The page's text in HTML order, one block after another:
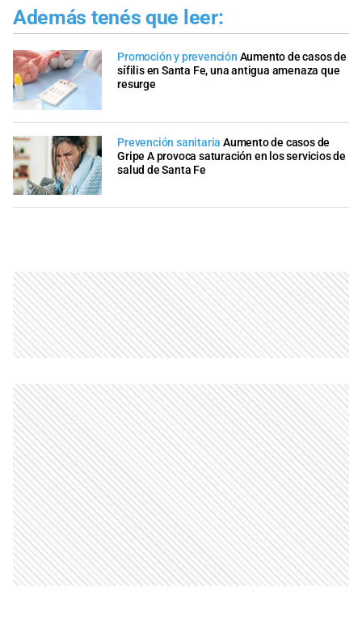
Además tenés que leer:
Promoción y prevención Aumento de casos de
sífilis en Santa Fe, una antigua amenaza que
resurge
Prevención sanitaria Aumento de casos de
Gripe A provoca saturación en los servicios de
salud de Santa Fe